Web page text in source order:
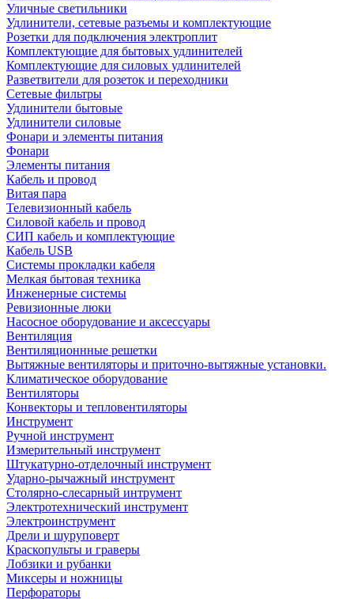
Уличные светильники
Удлинители, сетевые разъемы и комплектующие
Розетки для подключения электроплит
Комплектующие для бытовых удлинителей
Комплектующие для силовых удлинителей
Разветвители для розеток и переходники
Сетевые фильтры
Удлинители бытовые
Удлинители силовые
Фонари и элементы питания
Фонари
Элементы питания
Кабель и провод
Витая пара
Телевизионный кабель
Силовой кабель и провод
СИП кабель и комплектующие
Кабель USB
Системы прокладки кабеля
Мелкая бытовая техника
Инженерные системы
Ревизионные люки
Насосное оборудование и аксессуары
Вентиляция
Вентиляционнные решетки
Вытяжные вентиляторы и приточно-вытяжные установки.
Климатическое оборудование
Вентиляторы
Конвекторы и тепловентиляторы
Инструмент
Ручной инструмент
Измерительный инструмент
Штукатурно-отделочный инструмент
Ударно-рычажный инструмент
Столярно-слесарный интрумент
Электротехнический инструмент
Электроинструмент
Дрели и шуруповерт
Краскопульты и граверы
Лобзики и рубанки
Миксеры и ножницы
Перфораторы